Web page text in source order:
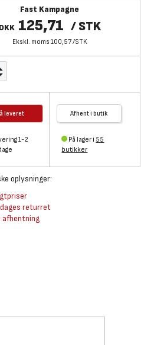
Fast Kampagne
DKK 125,71 /STK
Ekskl. moms 100,57/STK
leveret
1-2
Afhent i butik
På lager i 55
butikker
oplysninger:
returret
afhentning